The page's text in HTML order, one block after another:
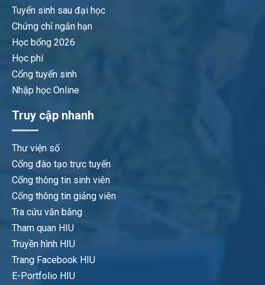
Tuyển sinh sau đại học
Chứng chỉ ngắn hạn
Học bổng 2026
Học phí
Cổng tuyển sinh
Nhập học Online
Truy cập nhanh
Thư viện số
Cổng đào tạo trực tuyến
Cổng thông tin sinh viên
Cổng thông tin giảng viên
Tra cứu văn bằng
Tham quan HIU
Truyền hình HIU
Trang Facebook HIU
E-Portfolio HIU